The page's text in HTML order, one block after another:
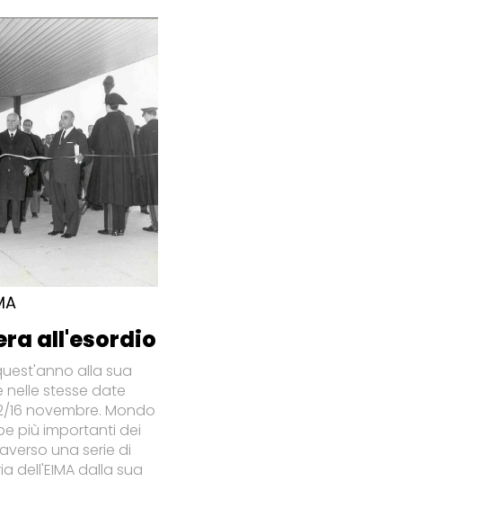
all'esordio
alla sua
nelle stesse date
16 novembre. Mondo
più importanti dei
una serie di
dell'EIMA dalla sua